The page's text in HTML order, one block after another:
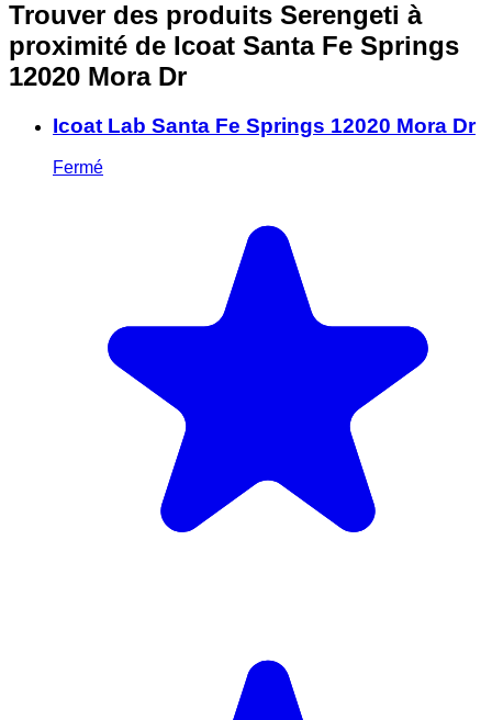
Trouver des produits Serengeti à
proximité de Icoat Santa Fe Springs
12020 Mora Dr
Icoat Lab Santa Fe Springs 12020 Mora Dr
Fermé